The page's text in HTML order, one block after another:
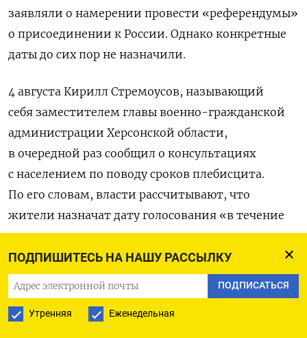
ПОДПИШИТЕСЬ НА НАШУ РАССЫЛКУ
ПОДПИСАТЬСЯ
Утренняя Еженедельная
заявляли о намерении провести «референдумы»
о присоединении к России. Однако конкретные
даты до сих пор не назначили.
4 августа Кирилл Стремоусов, называющий
себя заместителем главы военно-гражданской
администрации Херсонской области,
в очередной раз сообщил о консультациях
с населением по поводу сроков плебисцита.
По его словам, власти рассчитывают, что
жители назначат дату голосования «в течение
месяца».
В конце июля глава оккупационной
администрации Запорожской области Евгений
Балицкийподписалуказ о создании